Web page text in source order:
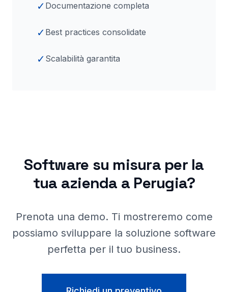
✓ Documentazione completa
✓ Best practices consolidate
✓ Scalabilità garantita
Software su misura per la
tua azienda a Perugia?
Prenota una demo. Ti mostreremo come
possiamo sviluppare la soluzione software
perfetta per il tuo business.